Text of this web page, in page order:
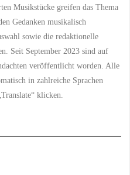
Musikstücke greifen das Thema
Gedanken musikalisch
sowie die redaktionelle
Seit September 2023 sind auf
veröffentlicht worden. Alle
in zahlreiche Sprachen
klicken.